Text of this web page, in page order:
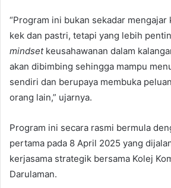
“Program ini bukan sekadar
kek dan pastri, tetapi yang lebih
mindset keusahawanan dalam
akan dibimbing sehingga mampu
sendiri dan berupaya membuka
orang lain,” ujarnya.
Program ini secara rasmi bermula
pertama pada 8 April 2025 yang
kerjasama strategik bersama Kolej
Darulaman.